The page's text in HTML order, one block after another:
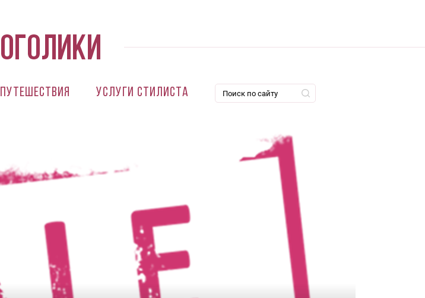
Путешествия Услуги стилиста